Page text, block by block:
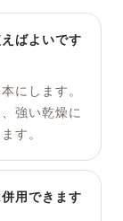
ばよいです
にします。
強い乾燥に
す。
用できます